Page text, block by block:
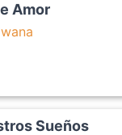
Amor
Sueños